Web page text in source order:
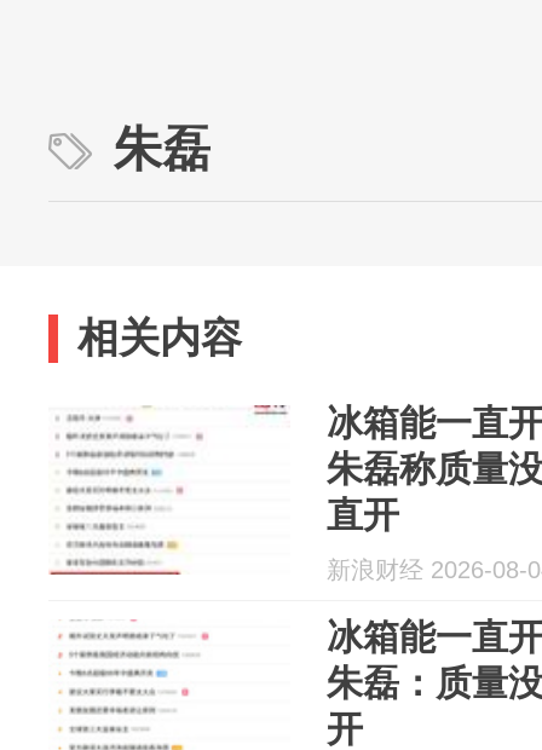
朱磊
相关内容
冰箱能一直
朱磊称质量
直开
新浪财经 2026-08-
冰箱能一直
朱磊：质量
开